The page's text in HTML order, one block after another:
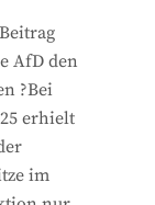
AfD den
?Bei
erhielt
im